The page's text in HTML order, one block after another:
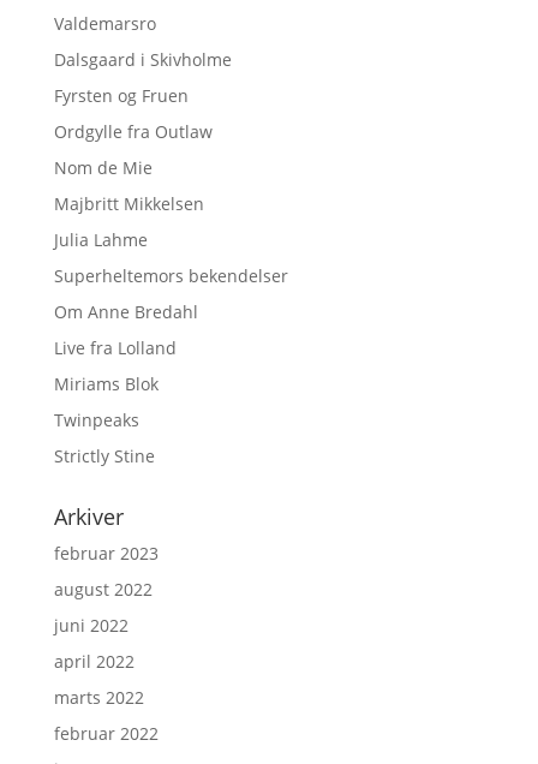
Valdemarsro
Dalsgaard i Skivholme
Fyrsten og Fruen
Ordgylle fra Outlaw
Nom de Mie
Majbritt Mikkelsen
Julia Lahme
Superheltemors bekendelser
Om Anne Bredahl
Live fra Lolland
Miriams Blok
Twinpeaks
Strictly Stine
Arkiver
februar 2023
august 2022
juni 2022
april 2022
marts 2022
februar 2022